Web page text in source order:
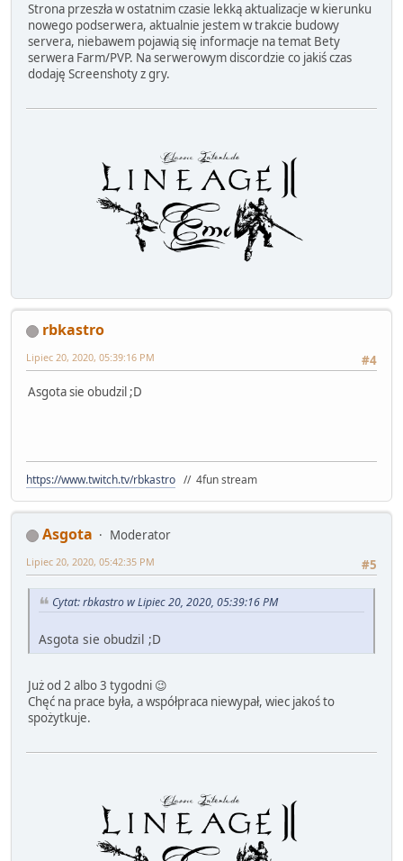
Strona przeszła w ostatnim czasie lekką aktualizacje w kierunku
nowego podserwera, aktualnie jestem w trakcie budowy
servera, niebawem pojawią się informacje na temat Bety
serwera Farm/PVP. Na serwerowym discordzie co jakiś czas
dodaję Screenshoty z gry.
rbkastro
#4
Lipiec 20, 2020, 05:39:16 PM
Asgota sie obudzil ;D
https://www.twitch.tv/rbkastro // 4fun stream
Asgota
Moderator
#5
Lipiec 20, 2020, 05:42:35 PM
Cytat: rbkastro w Lipiec 20, 2020, 05:39:16 PM
Asgota sie obudzil ;D
Już od 2 albo 3 tygodni 😉
Chęć na prace była, a współpraca niewypał, wiec jakoś to
spożytkuje.